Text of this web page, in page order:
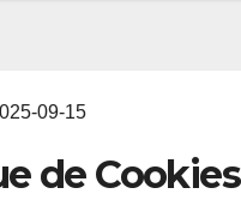
09-15
de